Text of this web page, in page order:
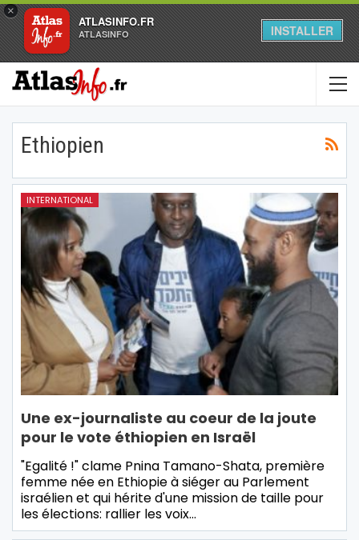
×
ATLASINFO.FR
ATLASINFO INSTALLER
Ethiopien
INTERNATIONAL
Une ex-journaliste au coeur de la joute
pour le vote éthiopien en Israël
"Egalité !" clame Pnina Tamano-Shata, première
femme née en Ethiopie à siéger au Parlement
israélien et qui hérite d'une mission de taille pour
les élections: rallier les voix…